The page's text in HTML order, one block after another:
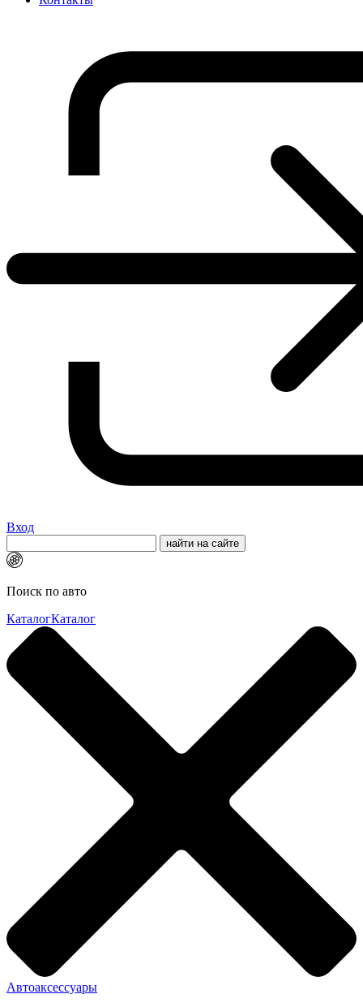
Вход
Поиск по авто
КаталогКаталог
Автоаксессуары